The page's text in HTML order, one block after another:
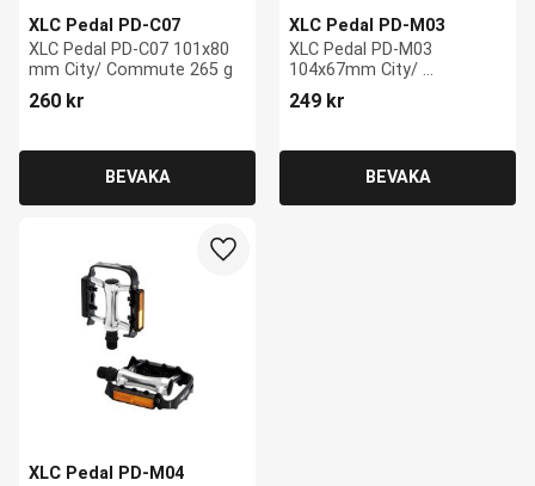
XLC Pedal PD-C07
XLC Pedal PD-C07 101x80
mm City/ Commute 265 g
260 kr
XLC Pedal PD-M03
XLC Pedal PD-M03
104x67mm City/
Commute, 425 g
249 kr
XLC Pedal PD-M04
Lägg till i favoriter